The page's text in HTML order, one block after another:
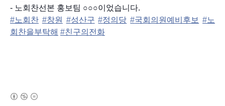
- 노회찬선본 홍보팀 ○○○이었습니다.
‪#‎노회찬‬ ‪#‎창원‬ ‪#‎성산구‬ ‪#‎정의당‬ ‪#‎국회의원예비후보‬ ‪#‎노
회찬을부탁해‬ ‪#‎친구의전화‬